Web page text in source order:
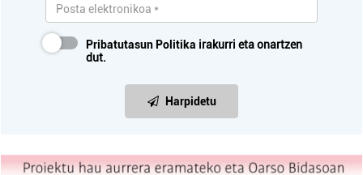
Pribatutasun Politika irakurri eta onartzen
dut.
Harpidetu